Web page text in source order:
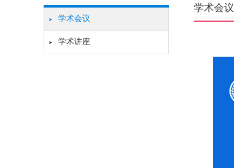
学术会议
学术讲座
学术会议